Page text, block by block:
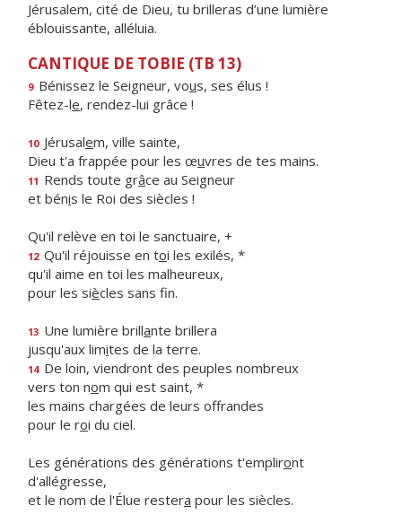
Jérusalem, cité de Dieu, tu brilleras d’une lumière
éblouissante, alléluia.
CANTIQUE DE TOBIE (TB 13)
9 Bénissez le Seigneur, vous, ses élus !
Fêtez-le, rendez-lui grâce !
10 Jérusalem, ville sainte,
Dieu t'a frappée pour les œuvres de tes mains.
11 Rends toute grâce au Seigneur
et bénis le Roi des siècles !
Qu'il relève en toi le sanctuaire, +
12 Qu'il réjouisse en toi les exilés, *
qu'il aime en toi les malheureux,
pour les siècles sans fin.
13 Une lumière brillante brillera
jusqu'aux limites de la terre.
14 De loin, viendront des peuples nombreux
vers ton nom qui est saint, *
les mains chargées de leurs offrandes
pour le roi du ciel.
Les générations des générations t'empliront
d'allégresse,
et le nom de l'Élue restera pour les siècles.